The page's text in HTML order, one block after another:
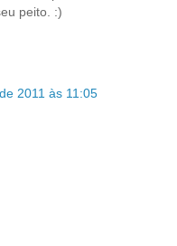
peito. :)
2011 às 11:05